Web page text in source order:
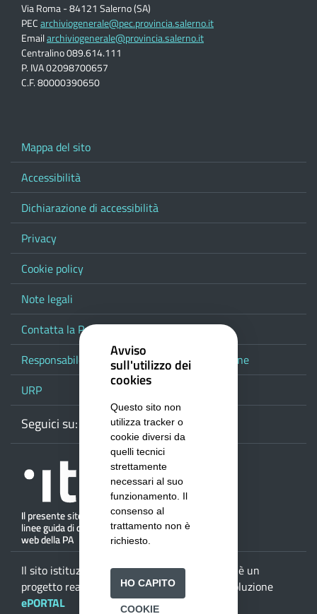
Via Roma - 84121 Salerno (SA)
PECarchiviogenerale@pec.provincia.salerno.it
Emailarchiviogenerale@provincia.salerno.it
Centralino 089.614.111
P. IVA 02098700657
C.F. 80000390650
Mappa del sito
Accessibilità
Dichiarazione di accessibilità
Privacy
Cookie policy
Note legali
Contatta la Provincia
Responsabile del procedimento di pubblicazione
URP
Seguici su: WebmailFacebook
Youtube
Il sito istituzionale dellaProvincia di Salerno
è un
progetto realizzato daISWEB S.p.A.
con la soluzione
ePORTAL
Avviso
sull'utilizzo dei
cookies
Questo sito non
utilizza tracker o
cookie diversi da
quelli tecnici
strettamente
necessari al suo
funzionamento. Il
consenso al
trattamento non è
richiesto.
HO CAPITO
COOKIE